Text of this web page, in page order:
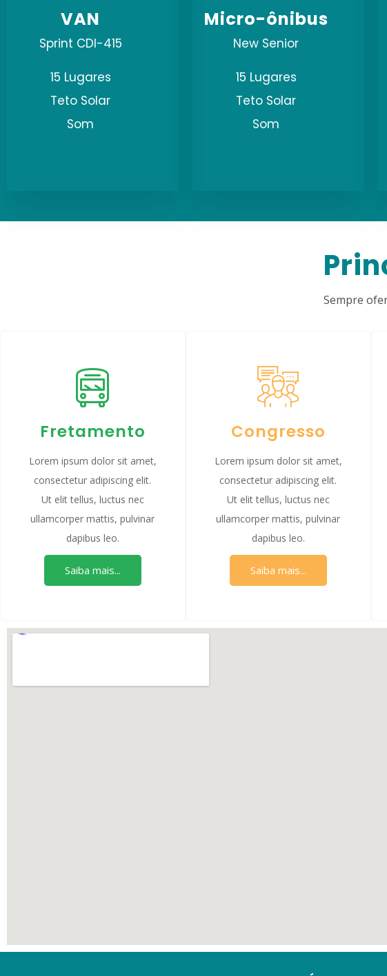
VAN
Sprint CDI-415
15 Lugares
Teto Solar
Som
Micro-ônibus
New Senior
15 Lugares
Teto Solar
Som
Sempre
Fretamento
Lorem ipsum dolor sit amet,
consectetur adipiscing elit.
Ut elit tellus, luctus nec
ullamcorper mattis, pulvinar
dapibus leo.
Saiba mais...
Congresso
Lorem ipsum dolor sit amet,
consectetur adipiscing elit.
Ut elit tellus, luctus nec
ullamcorper mattis, pulvinar
dapibus leo.
Saiba mais...